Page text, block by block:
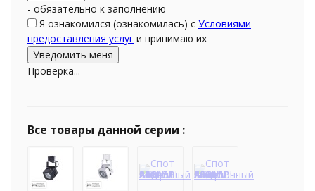
- обязательно к заполнению
Я ознакомился (ознакомилась) с Условиями
предоставления услуг и принимаю их
Проверка...
Все товары данной серии :